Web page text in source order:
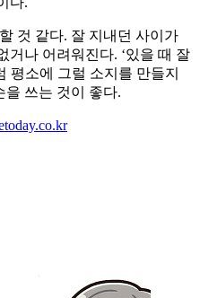
것 같다. 잘 지내던 사이가
거나 어려워진다. ‘있을 때 잘
평소에 그럴 소지를 만들지
을 쓰는 것이 좋다.